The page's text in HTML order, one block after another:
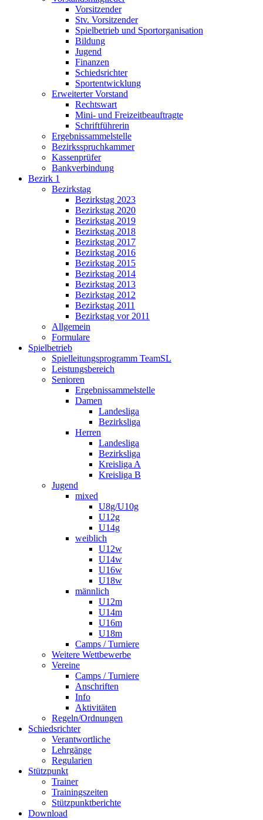
Vorsitzender
Stv. Vorsitzender
Spielbetrieb und Sportorganisation
Bildung
Jugend
Finanzen
Schiedsrichter
Sportentwicklung
Erweiterter Vorstand
Rechtswart
Mini- und Freizeitbeauftragte
Schriftführerin
Ergebnissammelstelle
Bezirksspruchkammer
Kassenprüfer
Bankverbindung
Bezirk 1
Bezirkstag
Bezirkstag 2023
Bezirkstag 2020
Bezirkstag 2019
Bezirkstag 2018
Bezirkstag 2017
Bezirkstag 2016
Bezirkstag 2015
Bezirkstag 2014
Bezirkstag 2013
Bezirkstag 2012
Bezirkstag 2011
Bezirkstag vor 2011
Allgemein
Formulare
Spielbetrieb
Spielleitungsprogramm TeamSL
Leistungsbereich
Senioren
Ergebnissammelstelle
Damen
Landesliga
Bezirksliga
Herren
Landesliga
Bezirksliga
Kreisliga A
Kreisliga B
Jugend
mixed
U8g/U10g
U12g
U14g
weiblich
U12w
U14w
U16w
U18w
männlich
U12m
U14m
U16m
U18m
Camps / Turniere
Weitere Wettbewerbe
Vereine
Camps / Turniere
Anschriften
Info
Aktivitäten
Regeln/Ordnungen
Schiedsrichter
Verantwortliche
Lehrgänge
Regularien
Stützpunkt
Trainer
Trainingszeiten
Stützpunktberichte
Download